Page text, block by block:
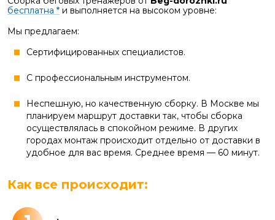
бесплатна * и выполняется на высоком уровне:
Мы предлагаем:
Сертифицированных специалистов.
С профессиональным инструментом.
Неспешную, но качественную сборку. В Москве мы
планируем маршрут доставки так, чтобы сборка
осуществлялась в спокойном режиме. В других
городах монтаж происходит отдельно от доставки в
удобное для вас время. Среднее время — 60 минут.
Как все происходит: